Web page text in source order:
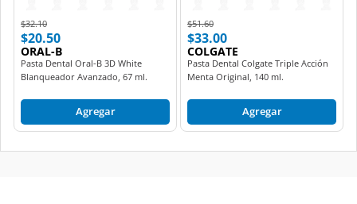
Price reduced from
$32.10to
$20.50
ORAL-B
Pasta Dental Oral-B 3D White
Blanqueador Avanzado, 67 ml.
Agregar
Price reduced from
$51.60to
$33.00
COLGATE
Pasta Dental Colgate Triple Acción
Menta Original, 140 ml.
Agregar